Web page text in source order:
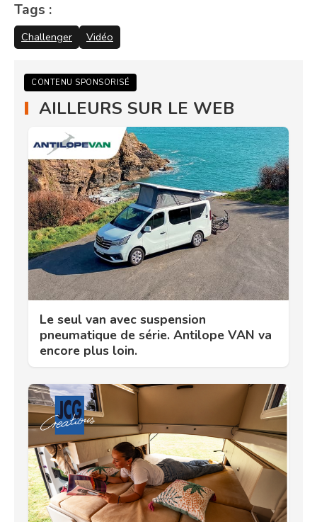
Tags :
Challenger Vidéo
CONTENU SPONSORISÉ
AILLEURS SUR LE WEB
Le seul van avec suspension
pneumatique de série. Antilope VAN va
encore plus loin.